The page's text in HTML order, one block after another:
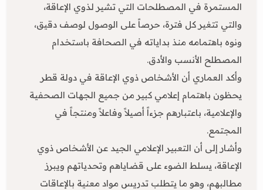
المستمرة في المصطلحات التي تشير لذوي الإعاقة،
والتي تتغير كل فترة، حرصاً على الوصول لوصف دقيق،
ونوه باهتمامه منذ بداياته في الصحافة باستخدام
المصطلح الأنسب والأدق.
وأكد العماري أن الأشخاص ذوي الإعاقة في دولة قطر
يحظون باهتمام إعلامي كبير من جميع الجهات الصحفية
والإعلامية، باعتبارهم جزءاً أصيلاً وفاعلاً ومنتجاً في
المجتمع.
وأشار إلى أن التعبير الإعلامي الجيد عن الأشخاص ذوي
الإعاقة، يسلط الضوء على قضاياهم وتحدياتهم ويبرز
مطالبهم، وهو ما يتطلب تدريس مواد معنية بالإعاقات